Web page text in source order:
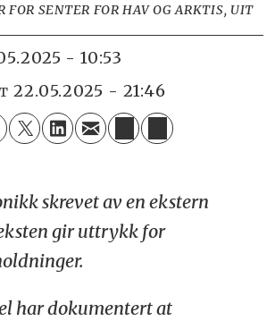
FOR SENTER FOR HAV OG ARKTIS, UIT
- 10:53
22.05.2025 - 21:46
skrevet av en ekstern
gir uttrykk for
har dokumentert at